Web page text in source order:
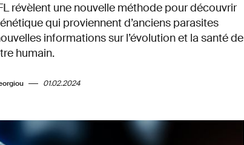
révèlent une nouvelle méthode pour découvrir
qui proviennent d’anciens parasites
informations sur l’évolution et la santé de
humain.
01.02.2024